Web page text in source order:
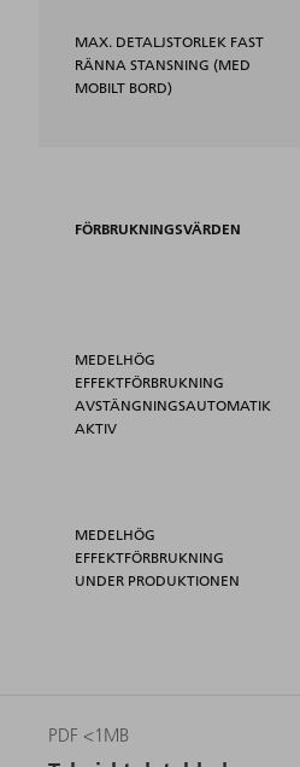
MAX. DETALJSTORLEK FAST
RÄNNA STANSNING (MED
MOBILT BORD)
FÖRBRUKNINGSVÄRDEN
MEDELHÖG
EFFEKTFÖRBRUKNING
AVSTÄNGNINGSAUTOMATIK
AKTIV
MEDELHÖG
EFFEKTFÖRBRUKNING
UNDER PRODUKTIONEN
PDF <1MB